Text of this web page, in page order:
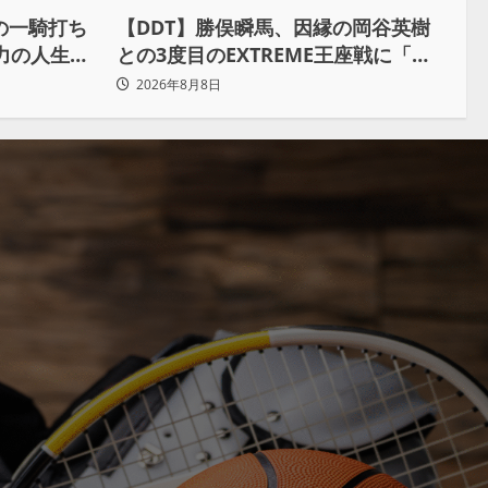
一騎打ち
の人生を
【DDT】勝俣瞬馬、因縁の岡谷英樹
との3度目のEXTREME王座戦に「僕
が本当の岡谷英樹を引き出して獲り
2026年8月8日